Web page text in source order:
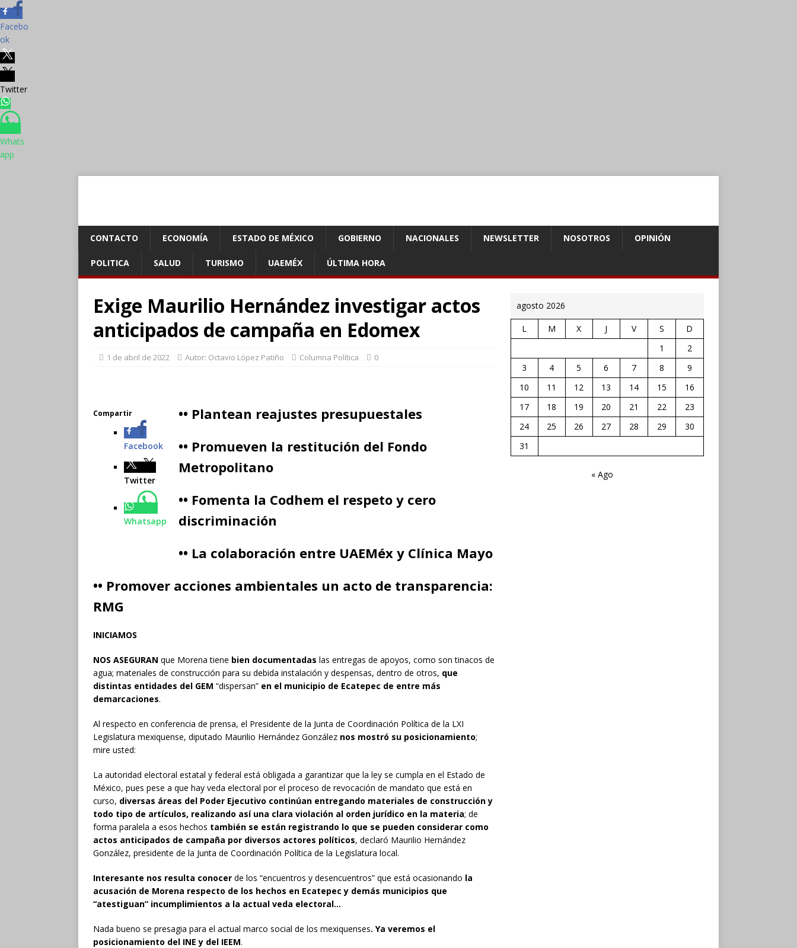
Facebo
ok
Twitter
Whats
app
CONTACTO ECONOMÍA ESTADO DE MÉXICO GOBIERNO NACIONALES NEWSLETTER NOSOTROS OPINIÓN
POLITICA SALUD TURISMO UAEMÉX ÚLTIMA HORA
Exige Maurilio Hernández investigar actos
anticipados de campaña en Edomex
1 de abril de 2022 Autor: Octavio López Patiño Columna Política 0
Compartir
Facebook
Twitter
Whatsapp
•• Plantean reajustes presupuestales
•• Promueven la restitución del Fondo
Metropolitano
•• Fomenta la Codhem el respeto y cero
discriminación
•• La colaboración entre UAEMéx y Clínica Mayo
•• Promover acciones ambientales un acto de transparencia:
RMG
INICIAMOS
NOS ASEGURAN que Morena tiene bien documentadas las entregas de apoyos, como son tinacos de
agua; materiales de construcción para su debida instalación y despensas, dentro de otros, que
distintas entidades del GEM “dispersan” en el municipio de Ecatepec de entre más
demarcaciones.
Al respecto en conferencia de prensa, el Presidente de la Junta de Coordinación Política de la LXI
Legislatura mexiquense, diputado Maurilio Hernández González nos mostró su posicionamiento;
mire usted:
La autoridad electoral estatal y federal está obligada a garantizar que la ley se cumpla en el Estado de
México, pues pese a que hay veda electoral por el proceso de revocación de mandato que está en
curso, diversas áreas del Poder Ejecutivo continúan entregando materiales de construcción y
todo tipo de artículos, realizando así una clara violación al orden jurídico en la materia; de
forma paralela a esos hechos también se están registrando lo que se pueden considerar como
actos anticipados de campaña por diversos actores políticos, declaró Maurilio Hernández
González, presidente de la Junta de Coordinación Política de la Legislatura local.
Interesante nos resulta conocer de los “encuentros y desencuentros” que está ocasionando la
acusación de Morena respecto de los hechos en Ecatepec y demás municipios que
“atestiguan” incumplimientos a la actual veda electoral…
Nada bueno se presagia para el actual marco social de los mexiquenses. Ya veremos el
posicionamiento del INE y del IEEM.
agosto 2026
L M X J V S
D
1
2
3
4 5 6 7 8
9
10
11 12 13 14 15
16
17
18 19 20 21 22
23
24
25 26 27 28 29
30
31
« Ago